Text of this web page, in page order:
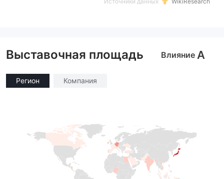
Выставочная площадь Влияние A
Регион Компания